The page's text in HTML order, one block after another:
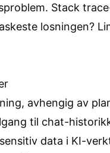
Stack
losningen?
avhengig av
til chat-
data i KI-